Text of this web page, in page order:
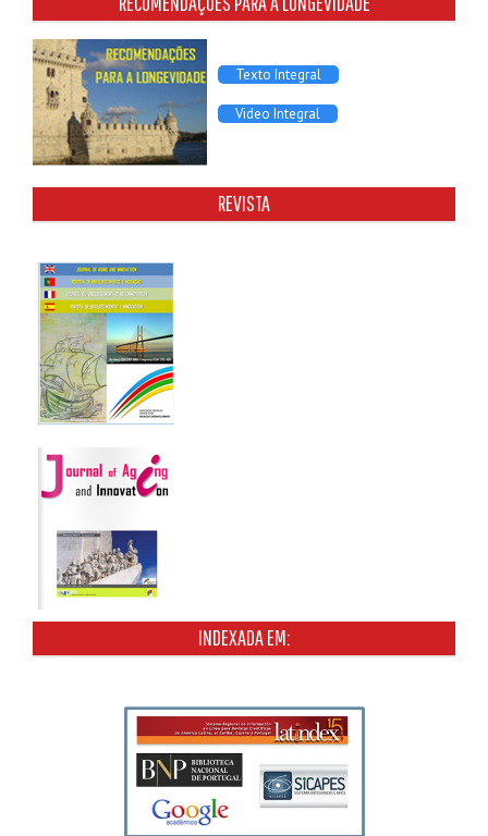
Texto Integral
Video Integral
REVISTA
INDEXADA EM: